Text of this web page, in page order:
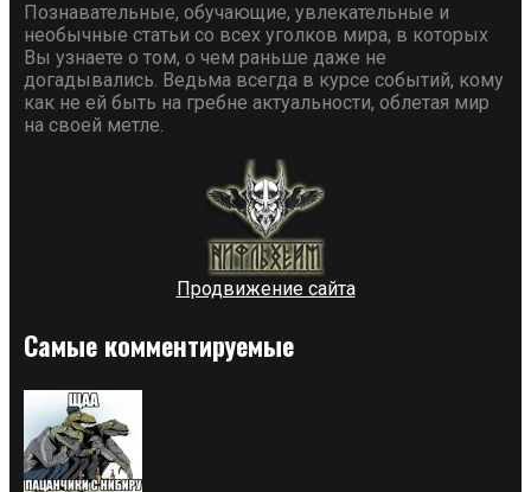
Познавательные, обучающие, увлекательные и
необычные статьи со всех уголков мира, в которых
Вы узнаете о том, о чем раньше даже не
догадывались. Ведьма всегда в курсе событий, кому
как не ей быть на гребне актуальности, облетая мир
на своей метле.
Продвижение сайта
Самые комментируемые